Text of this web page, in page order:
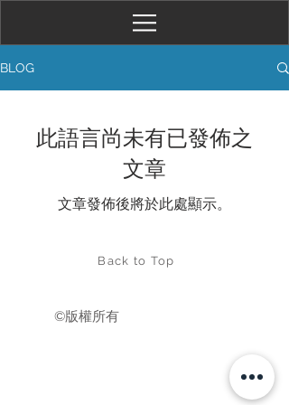
BLOG
此語言尚未有已發佈之
文章
文章發佈後將於此處顯示。
Back to Top
©版權所有